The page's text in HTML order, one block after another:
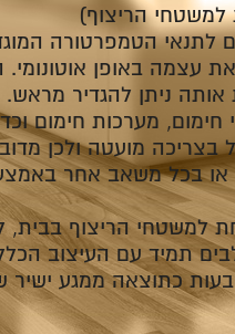
הריצוף)
לתנאי הטמפרטורה
עצמה באופן
ניתן להגדיר מראש.
חימום, מערכות חימום
מועטה ולכן
או בכל משאב אחר
למשטחי הריצוף בבית,
תמיד עם העיצוב
כתוצאה ממגע ישיר